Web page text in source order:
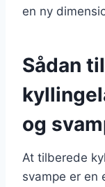
en ny
Sådan
og
At tilberede
svampe er en